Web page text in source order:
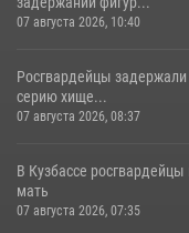
07 августа 2026, 10:40
Росгвардейцы
серию хище...
07 августа 2026, 08:37
В Кузбассе
мать
07 августа 2026, 07:35